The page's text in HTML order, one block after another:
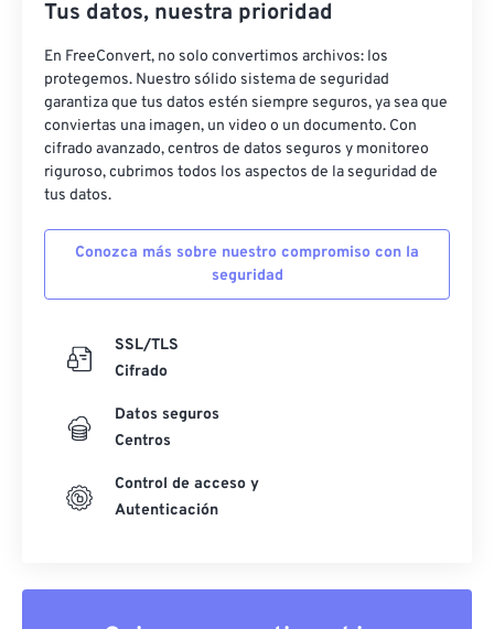
Tus datos, nuestra prioridad
En FreeConvert, no solo convertimos archivos: los
protegemos. Nuestro sólido sistema de seguridad
garantiza que tus datos estén siempre seguros, ya sea que
conviertas una imagen, un video o un documento. Con
cifrado avanzado, centros de datos seguros y monitoreo
riguroso, cubrimos todos los aspectos de la seguridad de
tus datos.
Conozca más sobre nuestro compromiso con la
seguridad
SSL/TLS
Cifrado
Datos seguros
Centros
Control de acceso y
Autenticación